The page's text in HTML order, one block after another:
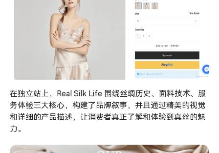
在独立站上，Real Silk Life 围绕丝绸历史、面料技术、服
务体验三大核心，构建了品牌叙事，并且通过精美的视觉
和详细的产品描述，让消费者真正了解和体验到真丝的魅
力。